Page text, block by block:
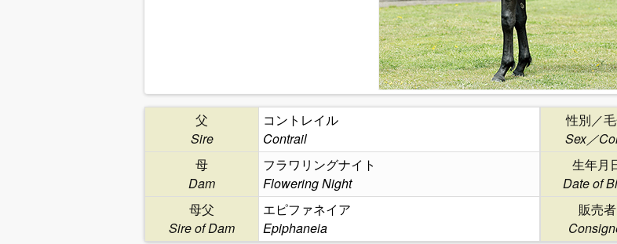
父
Sire
コントレイル
Contrail
母
Dam
フラワリングナイト
Flowering Night
母父
Sire of Dam
エピファネイア
Epiphaneia
性別／
Sex／
生年月
Date of
販売者